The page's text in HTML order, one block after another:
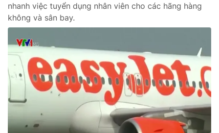
nhanh việc tuyển dụng nhân viên cho các hãng hàng
không và sân bay.